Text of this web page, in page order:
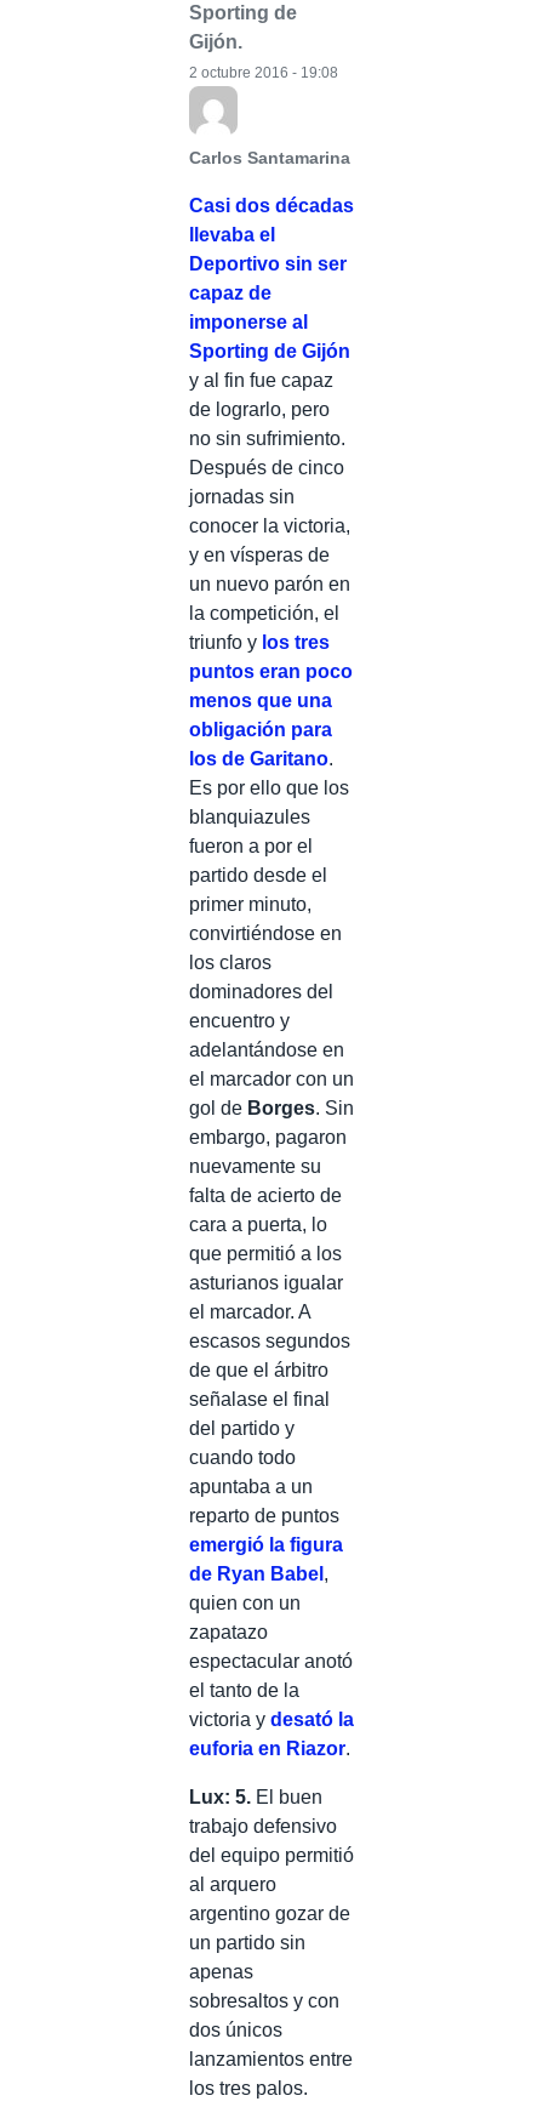
Sporting de
Gijón.
Carlos Santamarina
2 octubre 2016 - 19:08
Casi dos décadas
llevaba el
Deportivo sin ser
capaz de
imponerse al
Sporting de Gijón
y al fin fue capaz
de lograrlo, pero
no sin sufrimiento.
Después de cinco
jornadas sin
conocer la victoria,
y en vísperas de
un nuevo parón en
la competición, el
triunfo y los tres
puntos eran poco
menos que una
obligación para
los de Garitano.
Es por ello que los
blanquiazules
fueron a por el
partido desde el
primer minuto,
convirtiéndose en
los claros
dominadores del
encuentro y
adelantándose en
el marcador con un
gol de Borges. Sin
embargo, pagaron
nuevamente su
falta de acierto de
cara a puerta, lo
que permitió a los
asturianos igualar
el marcador. A
escasos segundos
de que el árbitro
señalase el final
del partido y
cuando todo
apuntaba a un
reparto de puntos
emergió la figura
de Ryan Babel ,
quien con un
zapatazo
espectacular anotó
el tanto de la
victoria y desató la
euforia en Riazor.
Lux: 5. El buen
trabajo defensivo
del equipo permitió
al arquero
argentino gozar de
un partido sin
apenas
sobresaltos y con
dos únicos
lanzamientos entre
los tres palos.